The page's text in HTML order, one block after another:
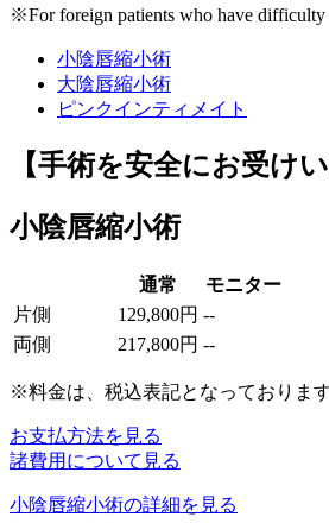
※For foreign patients who have difficulty
小陰唇縮小術
大陰唇縮小術
ピンクインティメイト
【手術を安全にお受け
小陰唇縮小術
通常
モニター
片側
129,800円 --
両側
217,800円 --
※料金は、税込表記となっておりま
お支払方法を見る
諸費用について見る
小陰唇縮小術の詳細を見る